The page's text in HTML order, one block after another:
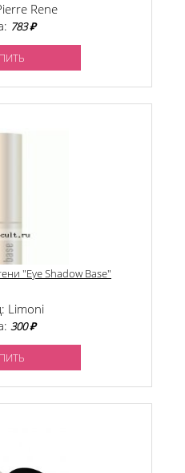
Rene
783 ₽
"Eye Shadow Base"
Limoni
300 ₽